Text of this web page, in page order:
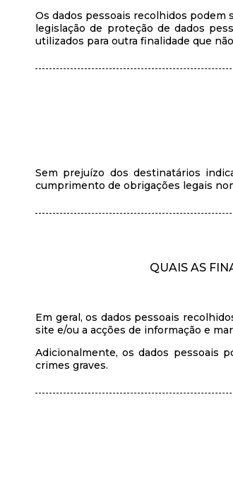
Os dados pessoais recolhidos
legislação de proteção de dados
utilizados para outra finalidade que
Sem prejuízo dos destinatários
cumprimento de obrigações legais
QUAIS AS
Em geral, os dados pessoais
site e/ou a acções de informação e
Adicionalmente, os dados pessoais
crimes graves.